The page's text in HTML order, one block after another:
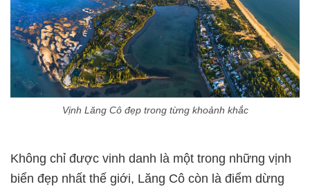
Vịnh Lăng Cô đẹp trong từng khoảnh khắc
Không chỉ được vinh danh là một trong những vịnh
biển đẹp nhất thế giới, Lăng Cô còn là điểm dừng